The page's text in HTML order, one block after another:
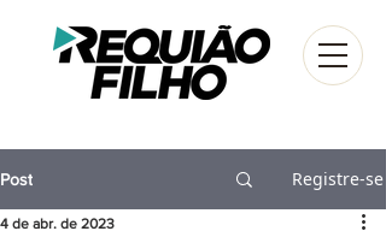
Post Registre-se
4 de abr. de 2023